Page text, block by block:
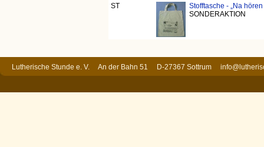
ST
Stofftasche - „Na
SONDERAKTION
Lutherische Stunde e. V. An der Bahn 51 D-27367 Sottrum